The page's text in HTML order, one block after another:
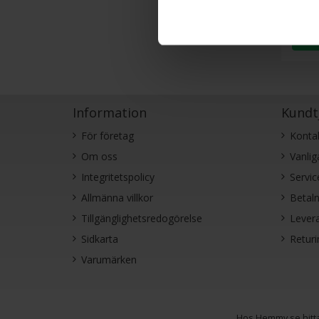
Information
För företag
Om oss
Integritetspolicy
Allmänna villkor
Tillgänglighetsredogörelse
Sidkarta
Varumärken